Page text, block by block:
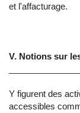
et l'affacturage.
V. Notions sur
Y figurent des
accessibles